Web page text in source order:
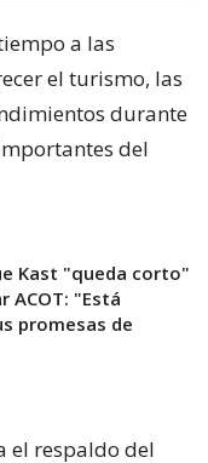
a las
el turismo, las
durante
del
Kast "queda corto"
ACOT: "Está
promesas de
el respaldo del